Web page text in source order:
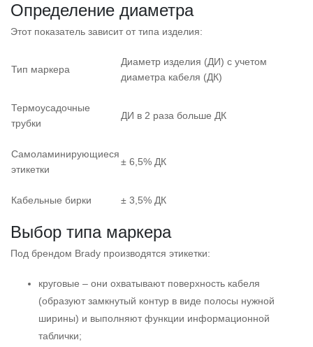
Определение диаметра
Этот показатель зависит от типа изделия:
Тип маркера
Диаметр изделия (ДИ) с учетом
диаметра кабеля (ДК)
Термоусадочные
трубки
ДИ в 2 раза больше ДК
Самоламинирующиеся
этикетки
± 6,5% ДК
Кабельные бирки ± 3,5% ДК
Выбор типа маркера
Под брендом Brady производятся этикетки:
круговые – они охватывают поверхность кабеля
(образуют замкнутый контур в виде полосы нужной
ширины) и выполняют функции информационной
таблички;